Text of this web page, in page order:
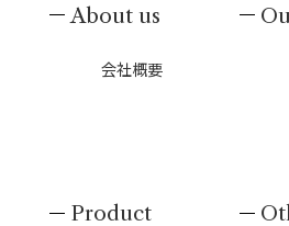
About us
会社概要
Product